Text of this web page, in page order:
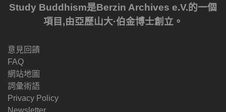
Study Buddhism是Berzin Archives e.V.的一個
項目,由亞歷山大·伯金博士創立。
意見回饋
FAQ
網站地圖
詞彙術語
Privacy Policy
Newsletter